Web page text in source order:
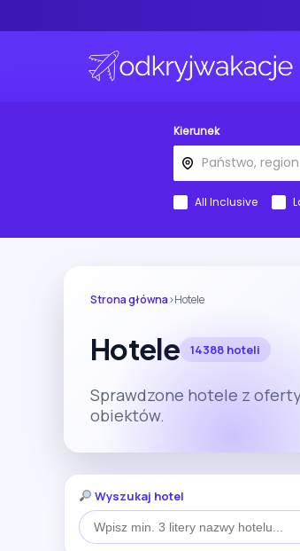
Kierunek
All Inclusive
Strona główna›Hotele
Hotele 14388 hoteli
Sprawdzone hotele z
obiektów.
Wyszukaj hotel